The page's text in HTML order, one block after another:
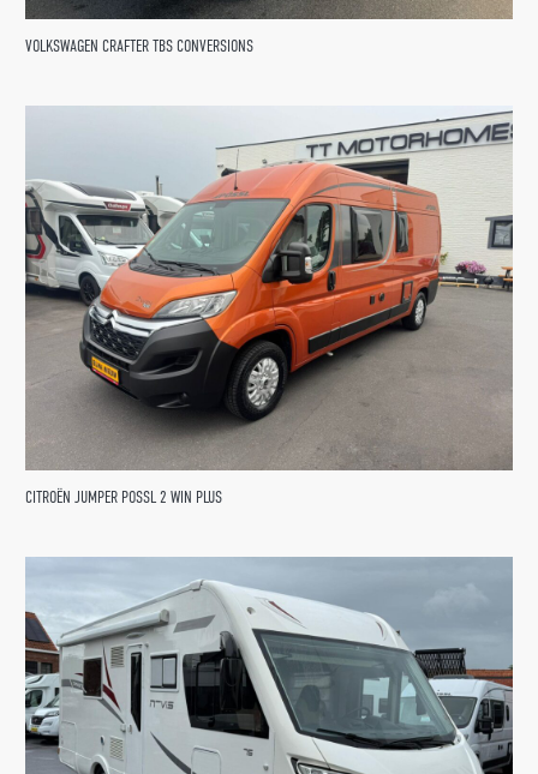
VOLKSWAGEN CRAFTER TBS CONVERSIONS
CITROËN JUMPER POSSL 2 WIN PLUS